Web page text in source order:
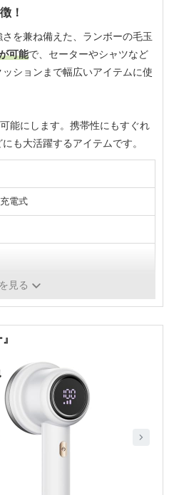
！
を兼ね備えた、ランボーの毛玉
可能で、セーターやシャツなど
ションまで幅広いアイテムに使
能にします。携帯性にもすぐれ
も大活躍するアイテムです。
電式
見る